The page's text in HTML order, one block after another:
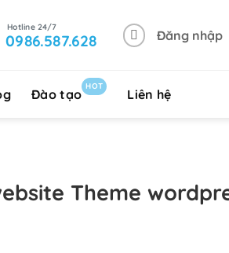
0986.587.628 Đăng nhập
Đào tạo
HOT
Liên hệ
Theme